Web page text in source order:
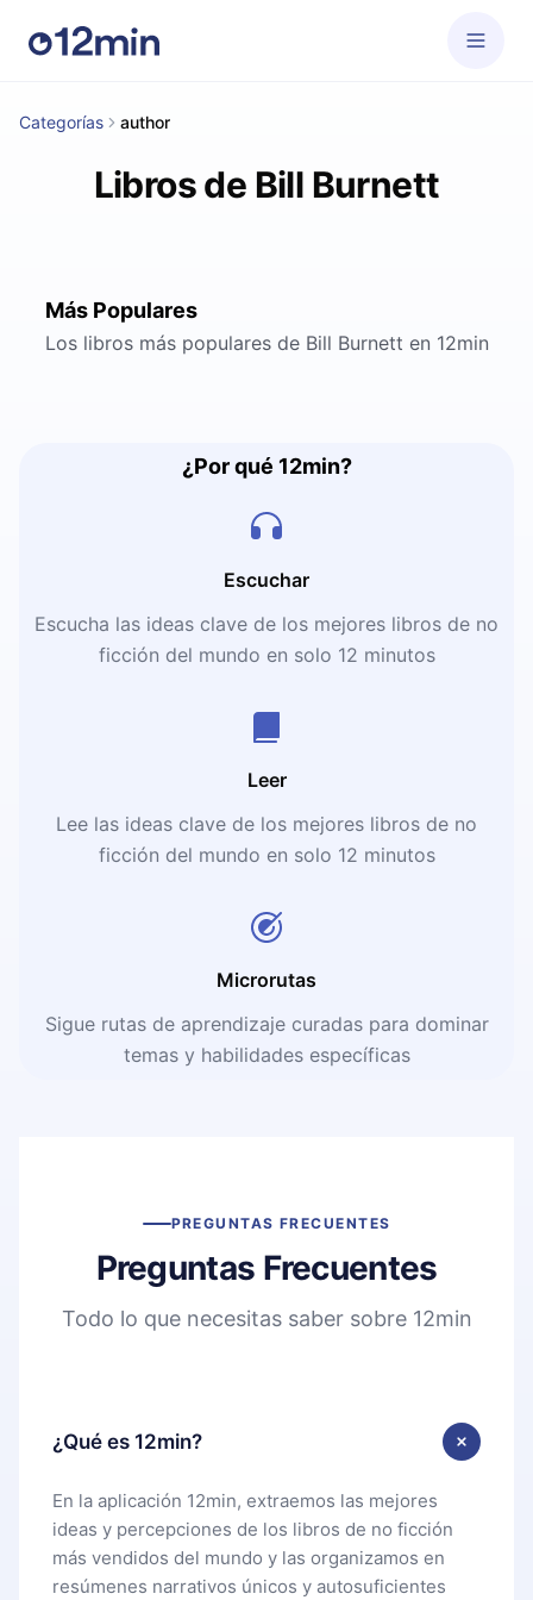
Categorías author
Libros de Bill Burnett
Más Populares
Los libros más populares de Bill Burnett en 12min
¿Por qué 12min?
Escuchar
Escucha las ideas clave de los mejores libros de no
ficción del mundo en solo 12 minutos
Leer
Lee las ideas clave de los mejores libros de no
ficción del mundo en solo 12 minutos
Microrutas
Sigue rutas de aprendizaje curadas para dominar
temas y habilidades específicas
PREGUNTAS FRECUENTES
Preguntas Frecuentes
Todo lo que necesitas saber sobre 12min
¿Qué es 12min?
En la aplicación 12min, extraemos las mejores
ideas y percepciones de los libros de no ficción
más vendidos del mundo y las organizamos en
resúmenes narrativos únicos y autosuficientes